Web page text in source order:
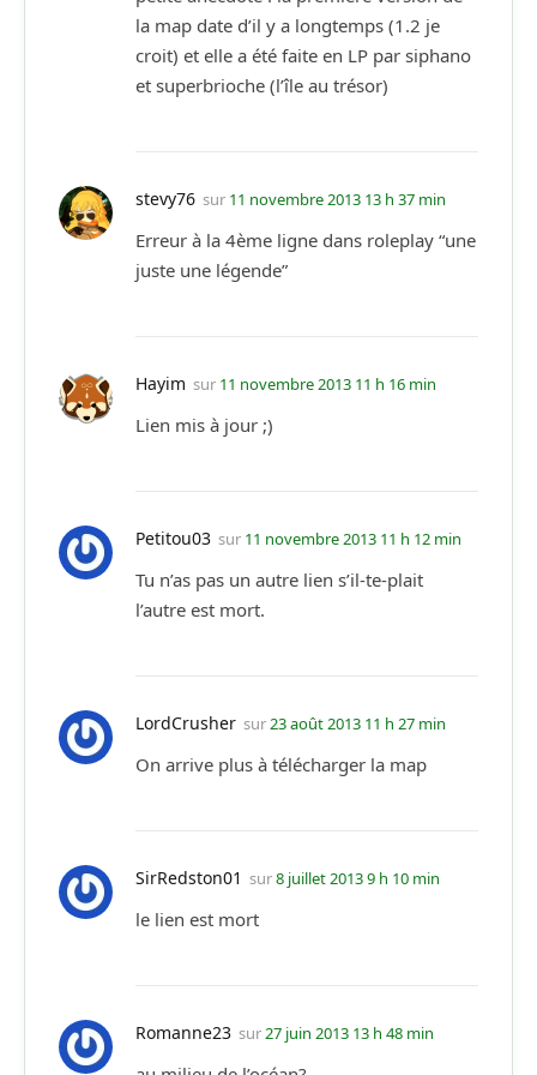
la map date d’il y a longtemps (1.2 je
croit) et elle a été faite en LP par siphano
et superbrioche (l’île au trésor)
stevy76 sur 11 novembre 2013 13 h 37 min
Erreur à la 4ème ligne dans roleplay “une
juste une légende”
Hayim sur 11 novembre 2013 11 h 16 min
Lien mis à jour ;)
Petitou03 sur 11 novembre 2013 11 h 12 min
Tu n’as pas un autre lien s’il-te-plait
l’autre est mort.
LordCrusher sur23 août 2013 11 h 27 min
On arrive plus à télécharger la map
SirRedston01 sur8 juillet 2013 9 h 10 min
le lien est mort
Romanne23 sur27 juin 2013 13 h 48 min